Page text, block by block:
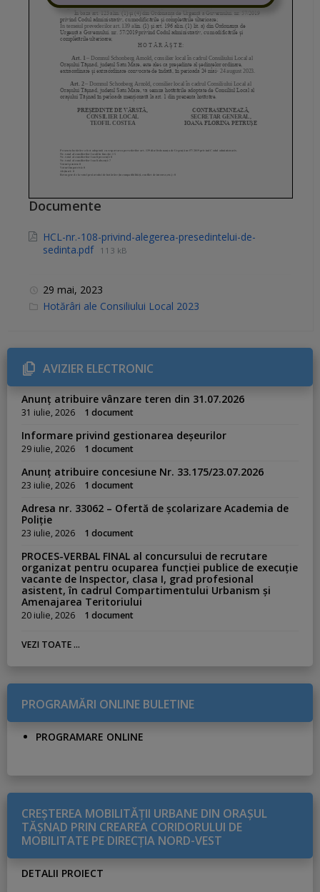
Documente
HCL-nr.-108-privind-alegerea-presedintelui-de-
sedinta.pdf 113 kB
29 mai, 2023
C
r
i
e
s
Hotărâri ale Consiliului Local 2023
AVIZIER ELECTRONIC
Anunț atribuire vânzare teren din 31.07.2026
31 iulie, 2026 1 document
Informare privind gestionarea deșeurilor
29 iulie, 2026 1 document
Anunț atribuire concesiune Nr. 33.175/23.07.2026
23 iulie, 2026 1 document
Adresa nr. 33062 – Ofertă de școlarizare Academia de
Poliție
23 iulie, 2026 1 document
PROCES-VERBAL FINAL al concursului de recrutare
organizat pentru ocuparea funcției publice de execuție
vacante de Inspector, clasa I, grad profesional
asistent, în cadrul Compartimentului Urbanism și
Amenajarea Teritoriului
20 iulie, 2026 1 document
VEZI TOATE ...
PROGRAMĂRI ONLINE BULETINE
PROGRAMARE ONLINE
CREŞTEREA MOBILITĂŢII URBANE DIN ORAŞUL
TĂŞNAD PRIN CREAREA CORIDORULUI DE
MOBILITATE PE DIRECŢIA NORD-VEST
DETALII PROIECT